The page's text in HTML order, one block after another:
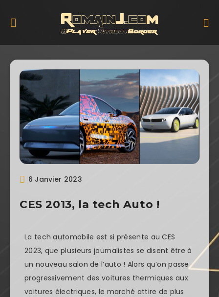
6 Janvier 2023
CES 2013, la tech Auto !
La tech automobile est si présente au CES
2023, que plusieurs journalistes se disent être à
un nouveau salon de l’auto ! Alors qu’on passe
progressivement des voitures thermiques aux
voitures électriques, le marché attire de plus